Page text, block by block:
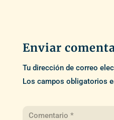
Enviar
Tu dirección de correo
Los campos obligatorios